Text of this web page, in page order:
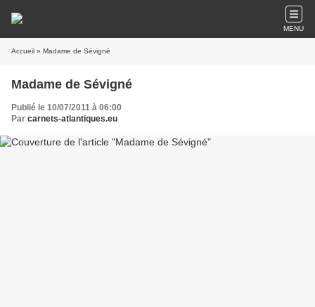
MENU
Accueil » Madame de Sévigné
Madame de Sévigné
Publié le 10/07/2011 à 06:00
Par carnets-atlantiques.eu